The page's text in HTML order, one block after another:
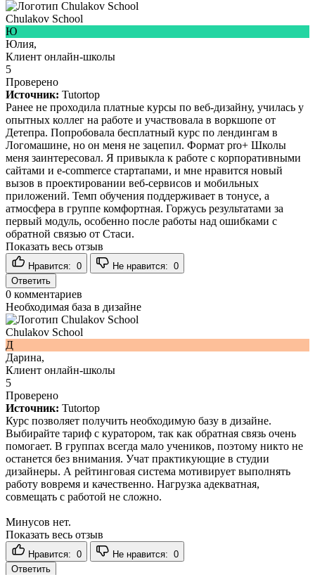
Chulakov School
Ю
Юлия,
Клиент онлайн-школы
5
Проверено
Источник: Tutortop
Ранее не проходила платные курсы по веб-дизайну, училась у
опытных коллег на работе и участвовала в воркшопе от
Детепра. Попробовала бесплатный курс по лендингам в
Логомашине, но он меня не зацепил. Формат pro+ Школы
меня заинтересовал. Я привыкла к работе с корпоративными
сайтами и e-commerce стартапами, и мне нравится новый
вызов в проектировании веб-сервисов и мобильных
приложений. Темп обучения поддерживает в тонусе, а
атмосфера в группе комфортная. Горжусь результатами за
первый модуль, особенно после работы над ошибками с
обратной связью от Стаси.
Показать весь отзыв
Нравится: 0 Не нравится: 0
Ответить
0 комментариев
Необходимая база в дизайне
Chulakov School
Д
Дарина,
Клиент онлайн-школы
5
Проверено
Источник: Tutortop
Курс позволяет получить необходимую базу в дизайне.
Выбирайте тариф с куратором, так как обратная связь очень
помогает. В группах всегда мало учеников, поэтому никто не
останется без внимания. Учат практикующие в студии
дизайнеры. А рейтинговая система мотивирует выполнять
работу вовремя и качественно. Нагрузка адекватная,
совмещать с работой не сложно.
Минусов нет.
Показать весь отзыв
Нравится: 0 Не нравится: 0
Ответить